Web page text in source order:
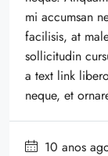
mi accumsan
facilisis, at
sollicitudin
a text link
neque, et
10 anos